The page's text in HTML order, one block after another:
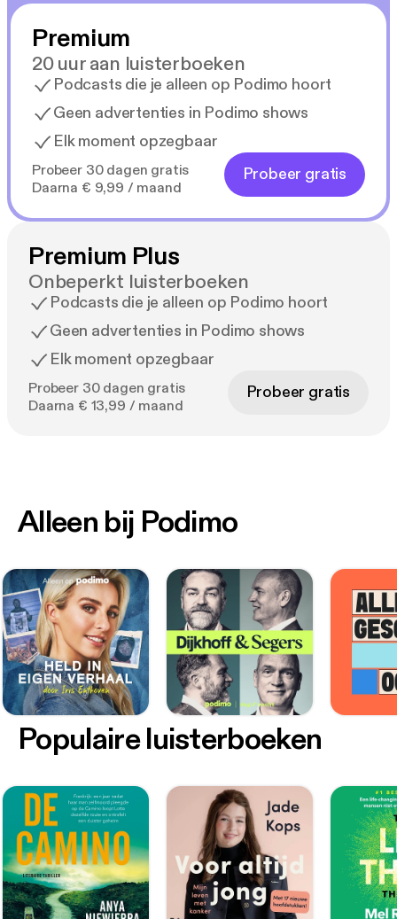
Premium
20 uur aan luisterboeken
Podcasts die je alleen op Podimo hoort
Geen advertenties in Podimo shows
Elk moment opzegbaar
Probeer 30 dagen gratis
Daarna € 9,99 / maand
Probeer gratis
Premium Plus
Onbeperkt luisterboeken
Podcasts die je alleen op Podimo hoort
Geen advertenties in Podimo shows
Elk moment opzegbaar
Probeer 30 dagen gratis
Daarna € 13,99 / maand
Probeer gratis
Alleen bij Podimo
Populaire luisterboeken